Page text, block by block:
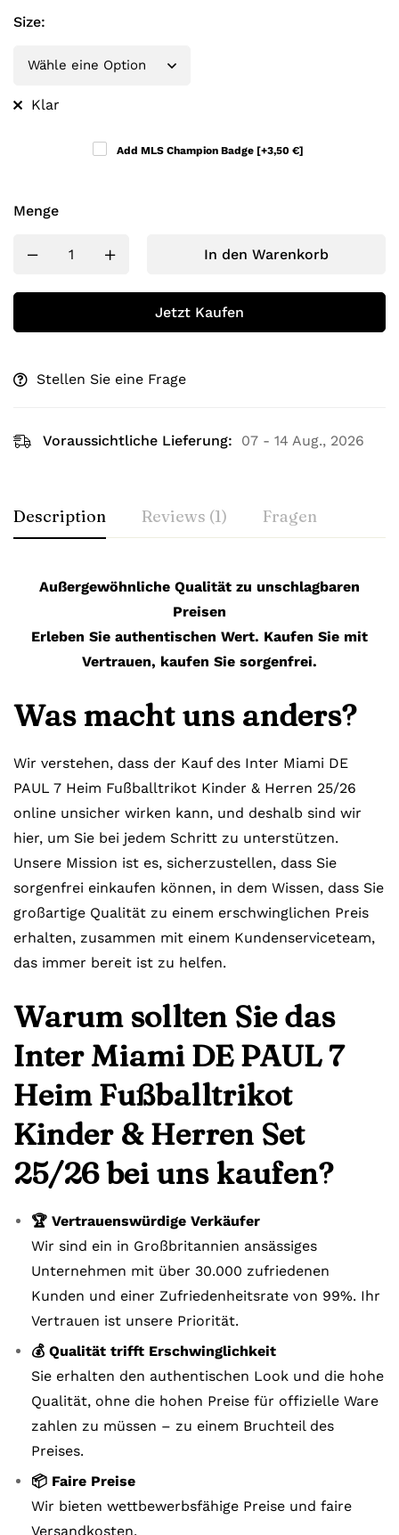
Size:
Klar
Add MLS Champion Badge [+3,50 €]
Menge
In den Warenkorb
Jetzt Kaufen
Stellen Sie eine Frage
Voraussichtliche Lieferung: 07 - 14 Aug., 2026
Description Reviews (1) Fragen
Außergewöhnliche Qualität zu unschlagbaren
Preisen
Erleben Sie authentischen Wert. Kaufen Sie mit
Vertrauen, kaufen Sie sorgenfrei.
Was macht uns anders?
Wir verstehen, dass der Kauf des Inter Miami DE
PAUL 7 Heim Fußballtrikot Kinder & Herren 25/26
online unsicher wirken kann, und deshalb sind wir
hier, um Sie bei jedem Schritt zu unterstützen.
Unsere Mission ist es, sicherzustellen, dass Sie
sorgenfrei einkaufen können, in dem Wissen, dass Sie
großartige Qualität zu einem erschwinglichen Preis
erhalten, zusammen mit einem Kundenserviceteam,
das immer bereit ist zu helfen.
Warum sollten Sie das
Inter Miami DE PAUL 7
Heim Fußballtrikot
Kinder & Herren Set
25/26 bei uns kaufen?
🏆 Vertrauenswürdige Verkäufer
Wir sind ein in Großbritannien ansässiges
Unternehmen mit über 30.000 zufriedenen
Kunden und einer Zufriedenheitsrate von 99%. Ihr
Vertrauen ist unsere Priorität.
💰 Qualität trifft Erschwinglichkeit
Sie erhalten den authentischen Look und die hohe
Qualität, ohne die hohen Preise für offizielle Ware
zahlen zu müssen – zu einem Bruchteil des
Preises.
📦 Faire Preise
Wir bieten wettbewerbsfähige Preise und faire
Versandkosten.